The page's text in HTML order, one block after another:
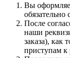
Вы
После
наши
заказа), как
приступам к